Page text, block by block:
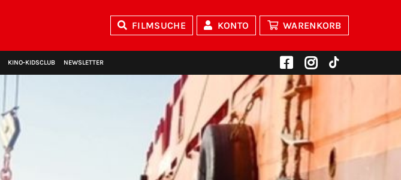
FILMSUCHE KONTO WARENKORB
KINO‑KIDSCLUB NEWSLETTER